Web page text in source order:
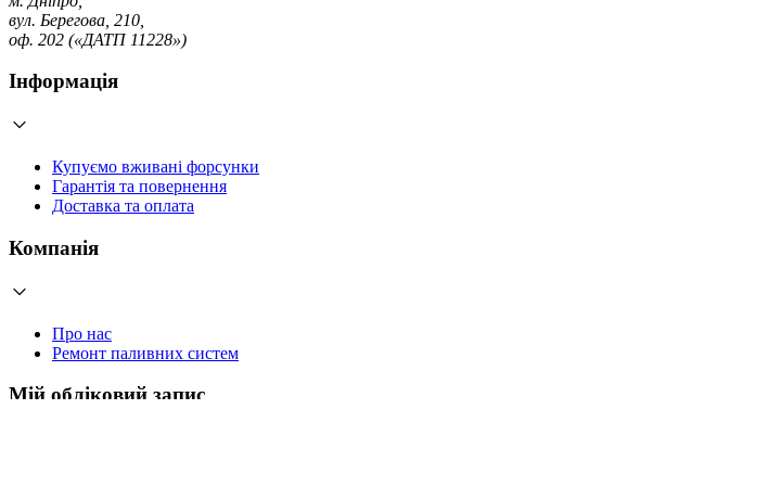
вул. Берегова, 210,
оф. 202 («ДАТП 11228»)
Інформація
Купуємо вживані форсунки
Гарантія та повернення
Доставка та оплата
Компанія
Про нас
Ремонт паливних систем
Мій обліковий запис